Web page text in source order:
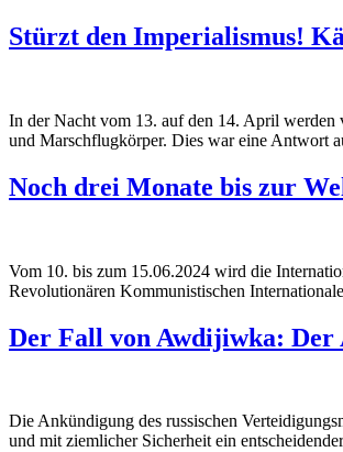
Stürzt den Imperialismus!
In der Nacht vom 13. auf den 14. April werden
und Marschflugkörper. Dies war eine Antwort
Noch drei Monate bis zur
Vom 10. bis zum 15.06.2024 wird die
Revolutionären Kommunistischen
Der Fall von Awdijiwka: Der
Die Ankündigung des russischen
und mit ziemlicher Sicherheit ein